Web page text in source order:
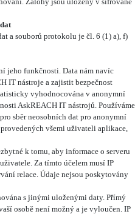
Zálohy jsou uloženy v šifrované
a souborů protokolu je čl. 6 (1) a), f)
jeho funkčnosti. Data nám navíc
IT nástroje a zajistit bezpečnost
vyhodnocována v anonymní
AskREACH IT nástrojů. Používáme
sběr neosobních dat pro anonymní
všemi uživateli aplikace,
k tomu, aby informace o serveru
Za tímto účelem musí IP
relace. Údaje nejsou poskytovány
s jinými uloženými daty. Přímý
osobě není možný a je vyloučen. IP